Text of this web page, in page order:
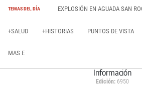
TEMAS DEL DÍA EXPLOSIÓN EN AGUADA SAN
+SALUD +HISTORIAS PUNTOS DE VISTA
MAS E
Información
Edición: 6950